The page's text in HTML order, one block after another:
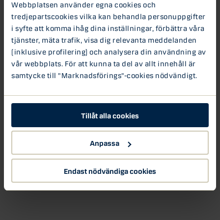
Webbplatsen använder egna cookies och
tredjepartscookies vilka kan behandla personuppgifter
i syfte att komma ihåg dina inställningar, förbättra våra
tjänster, mäta trafik, visa dig relevanta meddelanden
(inklusive profilering) och analysera din användning av
vår webbplats. För att kunna ta del av allt innehåll är
samtycke till "Marknadsförings"-cookies nödvändigt.
Tillåt alla cookies
Anpassa
Endast nödvändiga cookies